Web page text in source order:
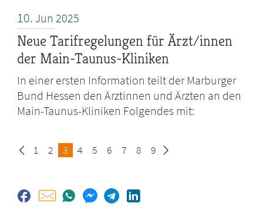
10. Jun 2025
Neue Tarifregelungen für Ärzt/innen
der Main-Taunus-Kliniken
In einer ersten Information teilt der Marburger
Bund Hessen den Ärztinnen und Ärzten an den
Main-Taunus-Kliniken Folgendes mit:
Seite
1 Seite
2 Seite
3 Seite
4 Seite
5 Seite
6 Seite
7 Seite
8 Seite
9